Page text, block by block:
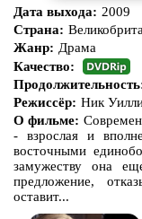
Дата выхода: 2009
Страна:
Жанр: Драма
Качество:
Режиссёр: Ник
О фильме:
- взрослая и
восточными
замужеству она
предложение,
оставит...